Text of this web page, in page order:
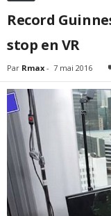
Record
stop en VR
Par Rmax - 7 mai 2016